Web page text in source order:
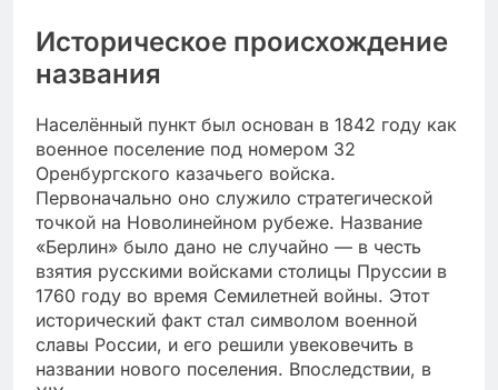
Историческое происхождение
названия
Населённый пункт был основан в 1842 году как
военное поселение под номером 32
Оренбургского казачьего войска.
Первоначально оно служило стратегической
точкой на Новолинейном рубеже. Название
«Берлин» было дано не случайно — в честь
взятия русскими войсками столицы Пруссии в
1760 году во время Семилетней войны. Этот
исторический факт стал символом военной
славы России, и его решили увековечить в
названии нового поселения. Впоследствии, в